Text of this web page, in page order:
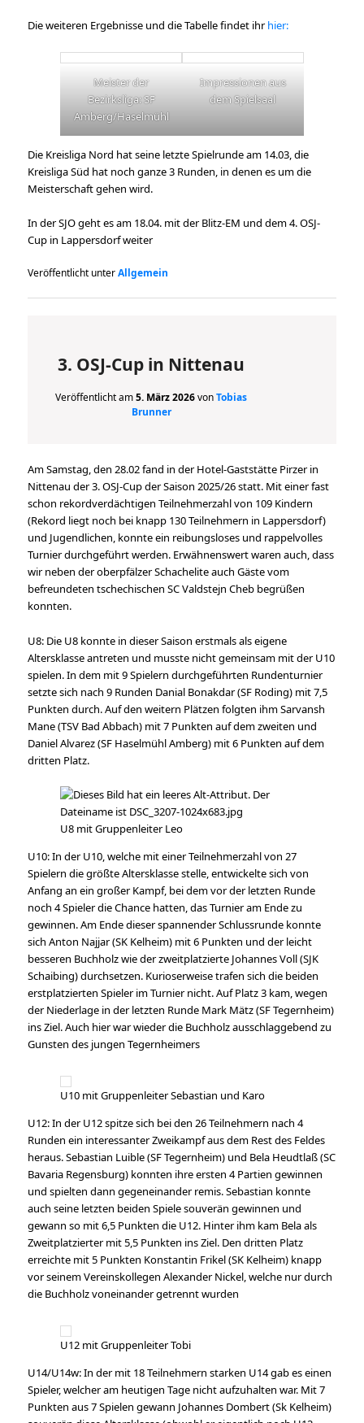
Die weiteren Ergebnisse und die Tabelle findet ihrhier:
Meister der
Bezirksliga: SF
Amberg/Haselmühl
Impressionen aus
dem Spielsaal
Die Kreisliga Nord hat seine letzte Spielrunde am 14.03, die
Kreisliga Süd hat noch ganze 3 Runden, in denen es um die
Meisterschaft gehen wird.
In der SJO geht es am 18.04. mit der Blitz-EM und dem 4. OSJ-
Cup in Lappersdorf weiter
Veröffentlicht unterAllgemein
3. OSJ-Cup in Nittenau
Veröffentlicht am5. März 2026vonTobias
Brunner
Am Samstag, den 28.02 fand in der Hotel-Gaststätte Pirzer in
Nittenau der 3. OSJ-Cup der Saison 2025/26 statt. Mit einer fast
schon rekordverdächtigen Teilnehmerzahl von 109 Kindern
(Rekord liegt noch bei knapp 130 Teilnehmern in Lappersdorf)
und Jugendlichen, konnte ein reibungsloses und rappelvolles
Turnier durchgeführt werden. Erwähnenswert waren auch, dass
wir neben der oberpfälzer Schachelite auch Gäste vom
befreundeten tschechischen SC Valdstejn Cheb begrüßen
konnten.
U8: Die U8 konnte in dieser Saison erstmals als eigene
Altersklasse antreten und musste nicht gemeinsam mit der U10
spielen. In dem mit 9 Spielern durchgeführten Rundenturnier
setzte sich nach 9 Runden Danial Bonakdar (SF Roding) mit 7,5
Punkten durch. Auf den weitern Plätzen folgten ihm Sarvansh
Mane (TSV Bad Abbach) mit 7 Punkten auf dem zweiten und
Daniel Alvarez (SF Haselmühl Amberg) mit 6 Punkten auf dem
dritten Platz.
U8 mit Gruppenleiter Leo
U10: In der U10, welche mit einer Teilnehmerzahl von 27
Spielern die größte Altersklasse stelle, entwickelte sich von
Anfang an ein großer Kampf, bei dem vor der letzten Runde
noch 4 Spieler die Chance hatten, das Turnier am Ende zu
gewinnen. Am Ende dieser spannender Schlussrunde konnte
sich Anton Najjar (SK Kelheim) mit 6 Punkten und der leicht
besseren Buchholz wie der zweitplatzierte Johannes Voll (SJK
Schaibing) durchsetzen. Kurioserweise trafen sich die beiden
erstplatzierten Spieler im Turnier nicht. Auf Platz 3 kam, wegen
der Niederlage in der letzten Runde Mark Mätz (SF Tegernheim)
ins Ziel. Auch hier war wieder die Buchholz ausschlaggebend zu
Gunsten des jungen Tegernheimers
U10 mit Gruppenleiter Sebastian und Karo
U12: In der U12 spitze sich bei den 26 Teilnehmern nach 4
Runden ein interessanter Zweikampf aus dem Rest des Feldes
heraus. Sebastian Luible (SF Tegernheim) und Bela Heudtlaß (SC
Bavaria Regensburg) konnten ihre ersten 4 Partien gewinnen
und spielten dann gegeneinander remis. Sebastian konnte
auch seine letzten beiden Spiele souverän gewinnen und
gewann so mit 6,5 Punkten die U12. Hinter ihm kam Bela als
Zweitplatzierter mit 5,5 Punkten ins Ziel. Den dritten Platz
erreichte mit 5 Punkten Konstantin Frikel (SK Kelheim) knapp
vor seinem Vereinskollegen Alexander Nickel, welche nur durch
die Buchholz voneinander getrennt wurden
U12 mit Gruppenleiter Tobi
U14/U14w: In der mit 18 Teilnehmern starken U14 gab es einen
Spieler, welcher am heutigen Tage nicht aufzuhalten war. Mit 7
Punkten aus 7 Spielen gewann Johannes Dombert (Sk Kelheim)